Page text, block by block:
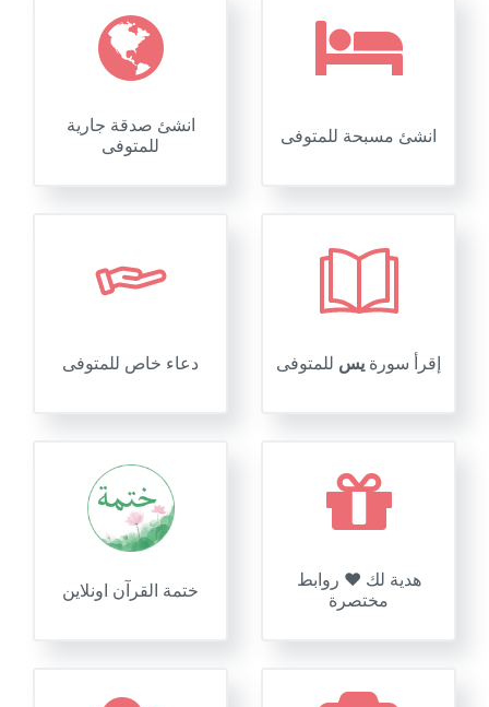
انشئ صدقة جارية
للمتوفى
انشئ مسبحة للمتوفى
دعاء خاص للمتوفى إقرأ سورة يس للمتوفى
ختمة القرآن اونلاين
هدية لك ❤️ روابط
مختصرة